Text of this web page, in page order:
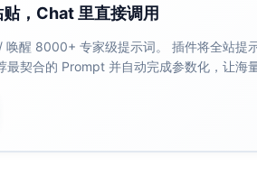
，Chat 里直接调用
唤醒 8000+ 专家级提示词。 插件将全站提
最契合的 Prompt 并自动完成参数化，让海